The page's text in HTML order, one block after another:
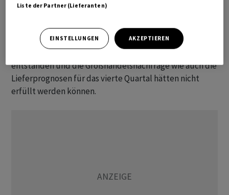
Störungen in der Prozessabwicklung im US-Vertrieb.
Die Ware sei schneller aufgelaufen als sie habe
ausgeliefert werden können. Dadurch sei ein Engpass
entstanden und die Großhandelsnachfrage wie auch die
Lieferprognosen für das vierte Quartal hätten nicht
erfüllt werden können.
Liste der Partner (Lieferanten)
EINSTELLUNGEN AKZEPTIEREN